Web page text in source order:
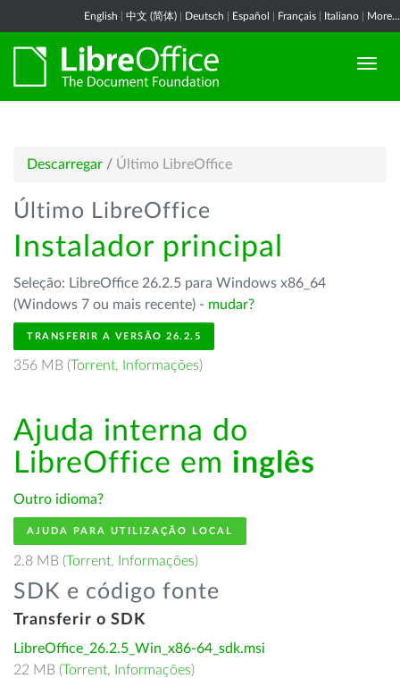
English 中文 (简体) Deutsch Español Français Italiano More...
Descarregar / Último LibreOffice
Último LibreOffice
Instalador principal
Seleção: LibreOffice 26.2.5 para Windows x86_64
(Windows 7 ou mais recente) - mudar?
TRANSFERIR A VERSÃO 26.2.5
356 MB (Torrent, Informações)
Ajuda interna do
LibreOffice em inglês
Outro idioma?
AJUDA PARA UTILIZAÇÃO LOCAL
2.8 MB (Torrent, Informações)
SDK e código fonte
Transferir o SDK
LibreOffice_26.2.5_Win_x86-64_sdk.msi
22 MB (Torrent, Informações)